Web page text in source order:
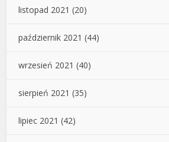
listopad 2021 (20)
październik 2021 (44)
wrzesień 2021 (40)
sierpień 2021 (35)
lipiec 2021 (42)